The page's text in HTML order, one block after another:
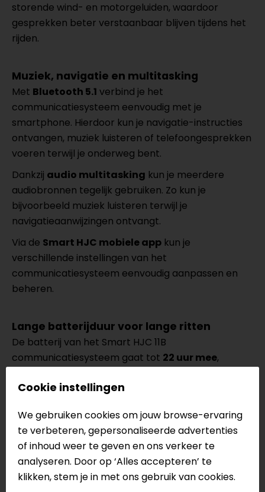
storende wind- en motorgeluiden, waardoor
gesprekken beter verstaanbaar blijven tijdens het
rijden.
Muziek, navigatie en multitasking
Met Bluetooth 5.1 verbind je het
communicatiesysteem eenvoudig met je
smartphone. Hierdoor kun je navigatie-instructies
ontvangen, muziek luisteren of telefoongesprekken
voeren terwijl je onderweg bent.
Dankzij audio multitasking kun je meerdere
audiobronnen tegelijk gebruiken. Zo kun je
bijvoorbeeld muziek luisteren terwijl je
navigatieaanwijzingen ontvangt.
Via de Smart HJC mobiele app kun je
verschillende instellingen van het
communicatiesysteem eenvoudig aanpassen en
beheren.
Lange batterijduur voor lange ritten
De batterij van het Smart HJC 11B
communicatiesysteem gaat tot 22 uur mee,
gebruiken tijdens lange ritten of motorreizen.
Zo hoef je je onderweg geen zorgen te maken over
een lege batterij.
Gratis inbouwservice
Koop je een communicatiesysteem bij
Cookie instellingen
We gebruiken cookies om jouw browse-ervaring
te verbeteren, gepersonaliseerde advertenties
of inhoud weer te geven en ons verkeer te
analyseren. Door op ‘Alles accepteren’ te
klikken, stem je in met ons gebruik van cookies.